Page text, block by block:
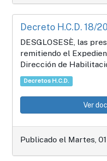
Decreto H.C.D. 18/
DESGLOSESÈ, las
remitiendo el
Dirección de
Decretos H.C.D.
Ver
Publicado el Martes,